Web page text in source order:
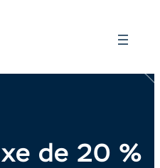
de 20 %